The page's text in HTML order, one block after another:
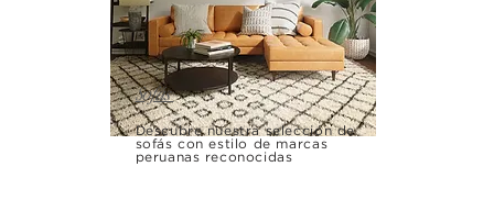
Sofás
Descubre nuestra selección de
sofás con estilo de marcas
peruanas reconocidas